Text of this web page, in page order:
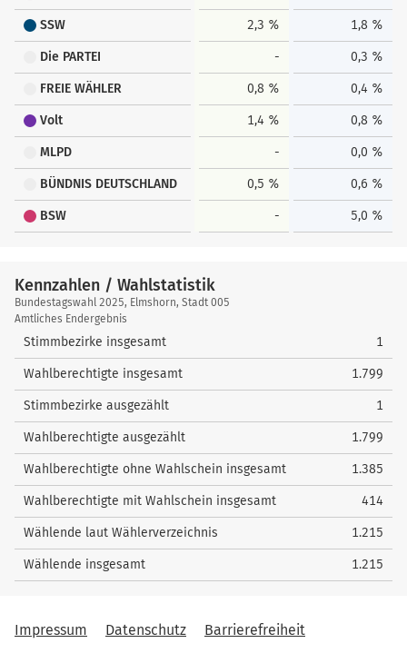
SSW 2,3 % 1,8 %
Die PARTEI - 0,3 %
FREIE WÄHLER 0,8 % 0,4 %
Volt 1,4 % 0,8 %
MLPD - 0,0 %
BÜNDNIS DEUTSCHLAND 0,5 % 0,6 %
BSW - 5,0 %
Kennzahlen / Wahlstatistik
Kennzahlen
/
Wahlstatistik
Bundestagswahl 2025, Elmshorn, Stadt 005
Amtliches Endergebnis
Stimmbezirke insgesamt 1
Wahlberechtigte insgesamt 1.799
Stimmbezirke ausgezählt 1
Wahlberechtigte ausgezählt 1.799
Wahlberechtigte ohne Wahlschein insgesamt 1.385
Wahlberechtigte mit Wahlschein insgesamt 414
Wählende laut Wählerverzeichnis 1.215
Wählende insgesamt 1.215
Impressum Datenschutz Barrierefreiheit